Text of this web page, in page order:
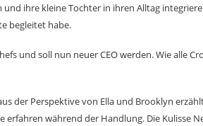
ihre kleine Tochter in ihren Alltag
begleitet habe.
und soll nun neuer CEO werden. Wie alle
der Perspektive von Ella und Brooklyn
während der Handlung. Die Kulisse